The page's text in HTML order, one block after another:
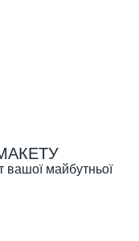
вашої майбутньої